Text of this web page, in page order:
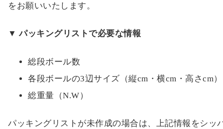
をお願いいたします。
▼ パッキングリストで必要な情報
総段ボール数
各段ボールの3辺サイズ（縦cm・横cm・高さcm）
総重量（N.W）
パッキングリストが未作成の場合は、上記情報をシッ